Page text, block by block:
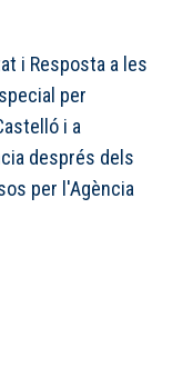
i Resposta a les
per
i a
després dels
per l'Agència